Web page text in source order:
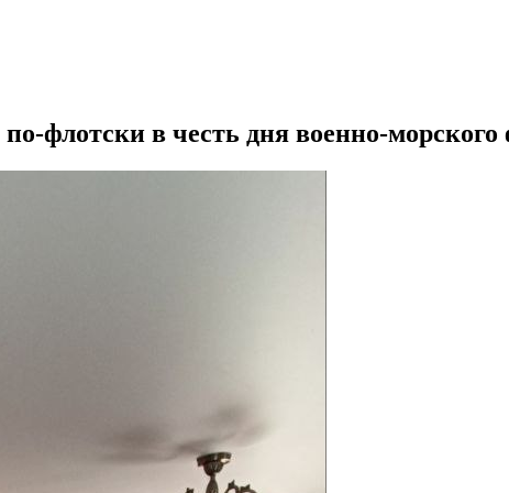
флотски в честь дня военно-морского